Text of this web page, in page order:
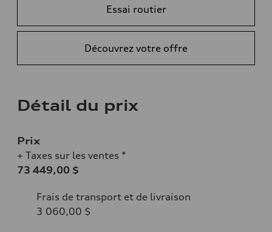
Essai routier
Découvrez votre offre
Détail du prix
Prix
+ Taxes sur les ventes *
73 449,00 $
Frais de transport et de livraison
3 060,00 $